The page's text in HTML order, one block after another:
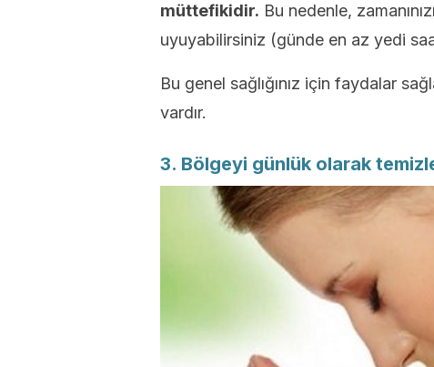
müttefikidir. Bu nedenle,
uyuyabilirsiniz (günde en az yedi
Bu genel sağlığınız için faydalar
vardır.
3. Bölgeyi günlük olarak